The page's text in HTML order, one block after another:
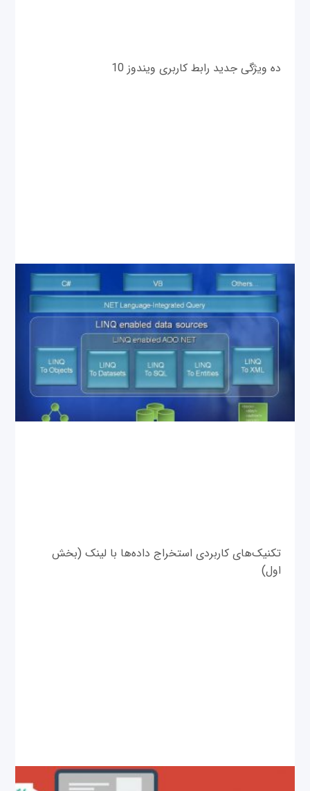
ده ویژگی جدید رابط کاربری ویندوز 10
تکنیک‌های کاربردی استخراج داده‌ها با لینک (بخش
اول)